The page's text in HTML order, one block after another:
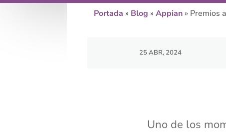
Portada » Blog » Appian» Premios
25 ABR, 2024
Uno de los